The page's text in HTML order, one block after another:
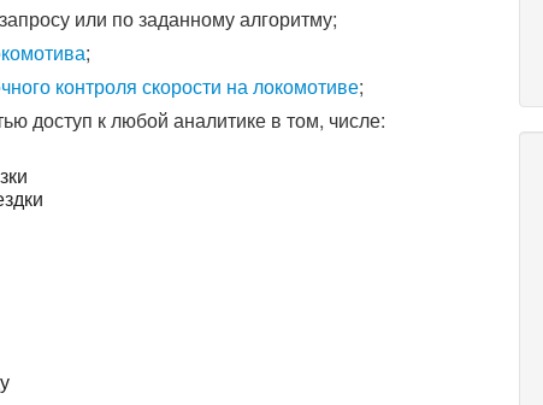
или по заданному алгоритму;
;
контроля скорости на локомотиве;
доступ к любой аналитике в том, числе: